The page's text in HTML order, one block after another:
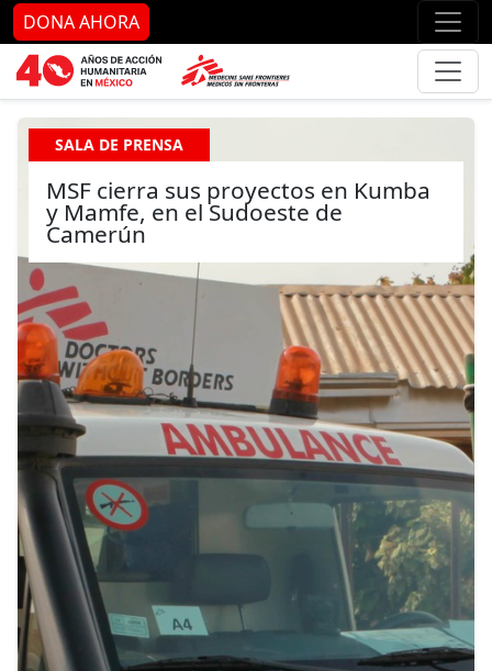
Ir al contenido principal Ir
DONA AHORA
SALA DE PRENSA
MSF cierra sus proyectos en Kumba
y Mamfe, en el Sudoeste de
Camerún